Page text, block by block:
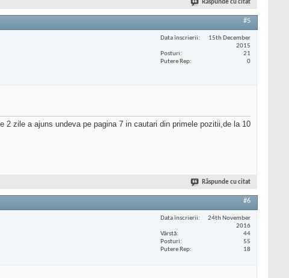
Răspunde cu citat
#5
Data înscrierii
15th December
2015
Posturi
21
Putere Rep
0
zile a ajuns undeva pe pagina 7 in cautari din primele pozitii,de la 10
Răspunde cu citat
#6
Data înscrierii
24th November
2016
Vârstă
44
Posturi
55
Putere Rep
18